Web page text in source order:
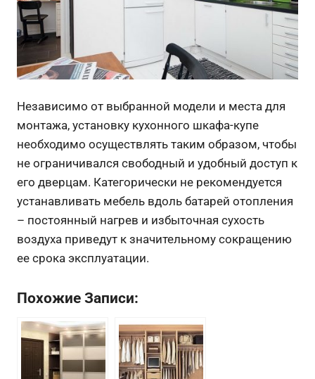
Независимо от выбранной модели и места для
монтажа, установку кухонного шкафа-купе
необходимо осуществлять таким образом, чтобы
не ограничивался свободный и удобный доступ к
его дверцам. Категорически не рекомендуется
устанавливать мебель вдоль батарей отопления
– постоянный нагрев и избыточная сухость
воздуха приведут к значительному сокращению
ее срока эксплуатации.
Похожие Записи: